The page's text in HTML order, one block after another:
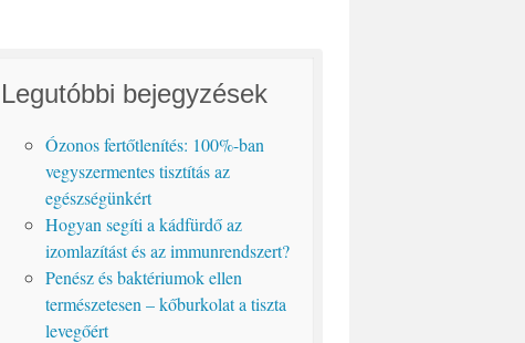
Legutóbbi bejegyzések
Ózonos fertőtlenítés: 100%-ban
vegyszermentes tisztítás az
egészségünkért
Hogyan segíti a kádfürdő az
izomlazítást és az immunrendszert?
Penész és baktériumok ellen
természetesen – kőburkolat a tiszta
levegőért